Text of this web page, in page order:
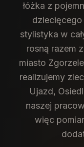
łóżka z
dziecięcego
stylistyka w
rosną razem
miasto
realizujemy
Ujazd,
naszej
więc